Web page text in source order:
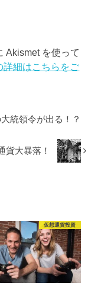
Akismet を使って
詳細はこちらをご
統領令が出る！？
貨大暴落！
仮想通貨投資